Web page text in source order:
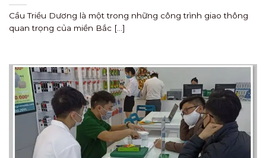
Cầu Triều Dương là một trong những công trình giao thông
quan trọng của miền Bắc [...]